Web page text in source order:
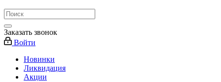
Заказать звонок
Войти
Новинки
Ликвидация
Акции